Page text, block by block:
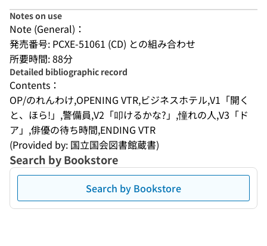
Notes on use
Note (General)：
発売番号: PCXE-51061 (CD) との組み合わせ
所要時間: 88分
Detailed bibliographic record
Contents：
OP/のれんわけ,OPENING VTR,ビジネスホテル,V1「開く
と、ほら!」,警備員,V2「叩けるかな?」,憧れの人,V3「ド
ア」,俳優の待ち時間,ENDING VTR
(Provided by: 国立国会図書館蔵書)
Search by Bookstore
Search by Bookstore